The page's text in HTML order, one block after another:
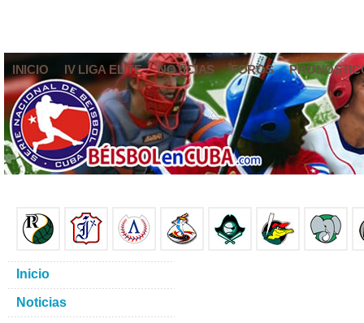
INICIO IV LIGA ELITE NOTICIAS FOROS
Inicio
Noticias